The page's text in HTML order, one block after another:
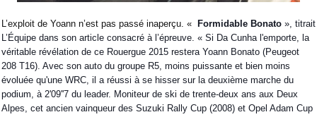
L’exploit de Yoann n’est pas passé inaperçu. « Formidable Bonato », titrait
L’Équipe dans son article consacré à l’épreuve. « Si Da Cunha l'emporte, la
véritable révélation de ce Rouergue 2015 restera Yoann Bonato (Peugeot
208 T16). Avec son auto du groupe R5, moins puissante et bien moins
évoluée qu'une WRC, il a réussi à se hisser sur la deuxième marche du
podium, à 2'09''7 du leader. Moniteur de ski de trente-deux ans aux Deux
Alpes, cet ancien vainqueur des Suzuki Rally Cup (2008) et Opel Adam Cup